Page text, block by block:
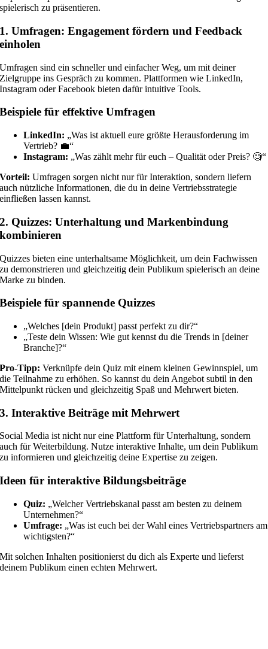
spielerisch zu präsentieren.
1. Umfragen: Engagement fördern und Feedback
einholen
Umfragen sind ein schneller und einfacher Weg, um mit deiner
Zielgruppe ins Gespräch zu kommen. Plattformen wie LinkedIn,
Instagram oder Facebook bieten dafür intuitive Tools.
Beispiele für effektive Umfragen
LinkedIn: „Was ist aktuell eure größte Herausforderung im
Vertrieb? 💼“
Instagram: „Was zählt mehr für euch – Qualität oder Preis? 🧐“
Vorteil: Umfragen sorgen nicht nur für Interaktion, sondern liefern
auch nützliche Informationen, die du in deine Vertriebsstrategie
einfließen lassen kannst.
2. Quizzes: Unterhaltung und Markenbindung
kombinieren
Quizzes bieten eine unterhaltsame Möglichkeit, um dein Fachwissen
zu demonstrieren und gleichzeitig dein Publikum spielerisch an deine
Marke zu binden.
Beispiele für spannende Quizzes
„Welches [dein Produkt] passt perfekt zu dir?“
„Teste dein Wissen: Wie gut kennst du die Trends in [deiner
Branche]?“
Pro-Tipp: Verknüpfe dein Quiz mit einem kleinen Gewinnspiel, um
die Teilnahme zu erhöhen. So kannst du dein Angebot subtil in den
Mittelpunkt rücken und gleichzeitig Spaß und Mehrwert bieten.
3. Interaktive Beiträge mit Mehrwert
Social Media ist nicht nur eine Plattform für Unterhaltung, sondern
auch für Weiterbildung. Nutze interaktive Inhalte, um dein Publikum
zu informieren und gleichzeitig deine Expertise zu zeigen.
Ideen für interaktive Bildungsbeiträge
Quiz: „Welcher Vertriebskanal passt am besten zu deinem
Unternehmen?“
Umfrage: „Was ist euch bei der Wahl eines Vertriebspartners am
wichtigsten?“
Mit solchen Inhalten positionierst du dich als Experte und lieferst
deinem Publikum einen echten Mehrwert.